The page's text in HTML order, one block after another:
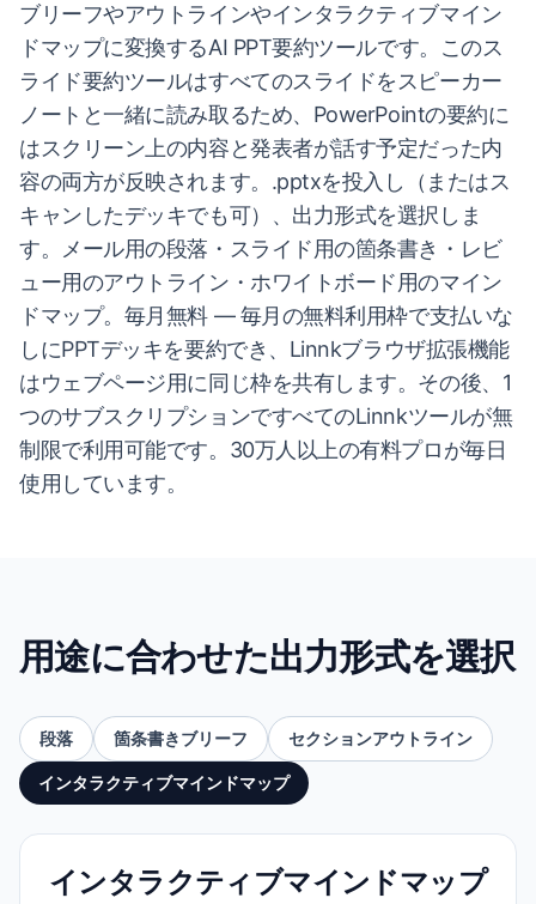
ブリーフやアウトラインやインタラクティブマイン
ドマップに変換するAI PPT要約ツールです。このス
ライド要約ツールはすべてのスライドをスピーカー
ノートと一緒に読み取るため、PowerPointの要約に
はスクリーン上の内容と発表者が話す予定だった内
容の両方が反映されます。.pptxを投入し（またはス
キャンしたデッキでも可）、出力形式を選択しま
す。メール用の段落・スライド用の箇条書き・レビ
ュー用のアウトライン・ホワイトボード用のマイン
ドマップ。毎月無料 — 毎月の無料利用枠で支払いな
しにPPTデッキを要約でき、Linnkブラウザ拡張機能
はウェブページ用に同じ枠を共有します。その後、1
つのサブスクリプションですべてのLinnkツールが無
制限で利用可能です。30万人以上の有料プロが毎日
使用しています。
用途に合わせた出力形式を選択
段落 箇条書きブリーフ セクションアウトライン
インタラクティブマインドマップ
インタラクティブマインドマップ